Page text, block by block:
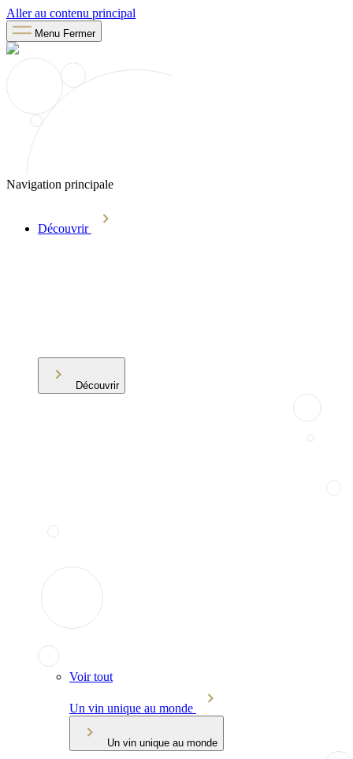
Aller au contenu principal
Menu Fermer
Navigation principale
Découvrir
Découvrir
Voir tout
Un vin unique au monde
Un vin unique au monde